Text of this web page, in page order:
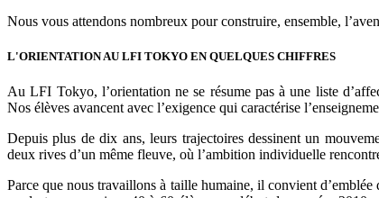
Nous vous attendons nombreux pour construire, ensemble,
L'ORIENTATION AU LFI TOKYO EN QUELQUES CHIFFRES
Au LFI Tokyo, l’orientation ne se résume pas à une liste
Nos élèves avancent avec l’exigence qui caractérise
Depuis plus de dix ans, leurs trajectoires dessinent un
deux rives d’un même fleuve, où l’ambition individuelle
Parce que nous travaillons à taille humaine, il convient